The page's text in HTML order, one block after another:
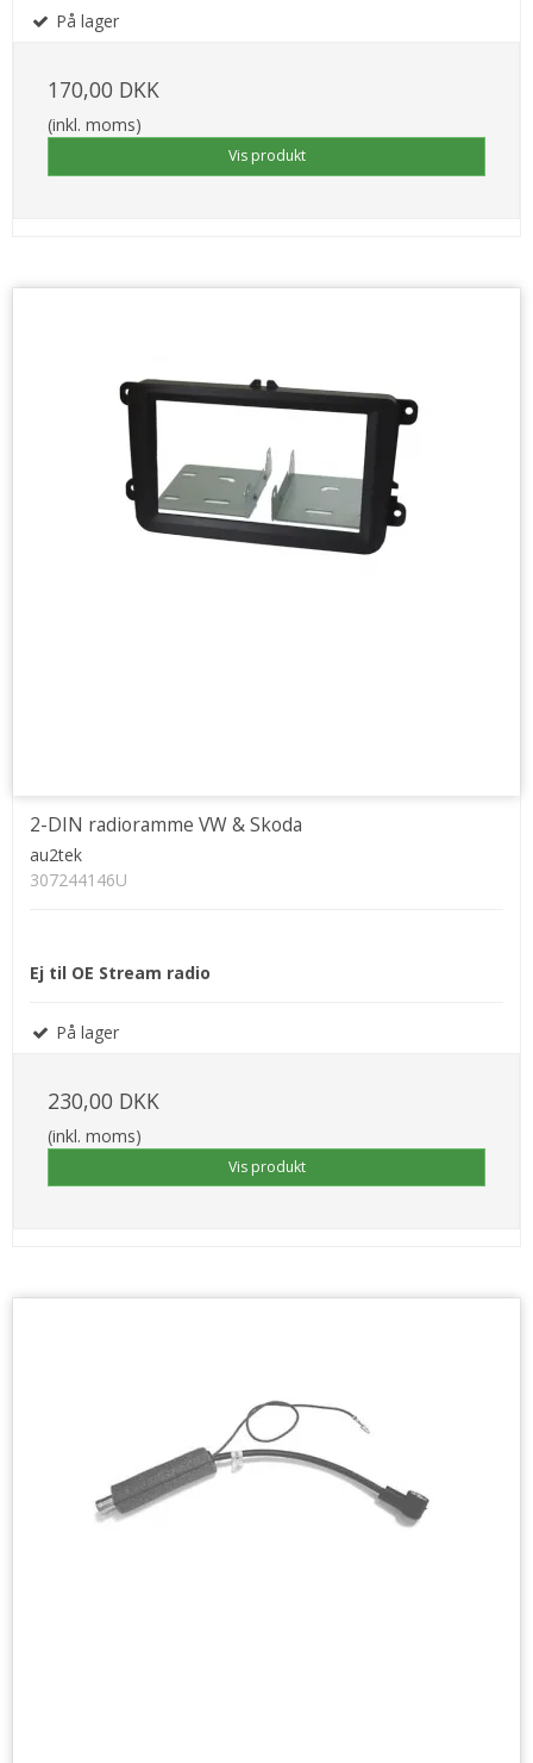
På lager
170,00 DKK
(inkl. moms)
Vis produkt
2-DIN radioramme VW & Skoda
au2tek
307244146U
Ej til OE Stream radio
På lager
230,00 DKK
(inkl. moms)
Vis produkt